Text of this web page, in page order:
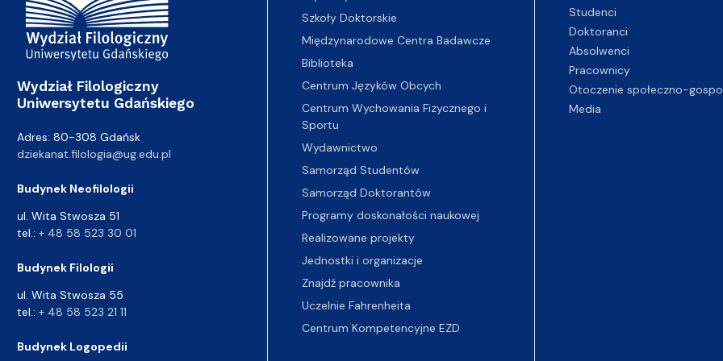
Wydział Filologiczny
Uniwersytetu Gdańskiego
Adres: 80-308 Gdańsk
dziekanat.filologia@ug.edu.pl
Budynek Neofilologii
ul. Wita Stwosza 51
tel.: + 48 58 523 30 01
Budynek Filologii
ul. Wita Stwosza 55
tel.: + 48 58 523 21 11
Budynek Logopedii
Szkoły Doktorskie
Międzynarodowe Centra Badawcze
Biblioteka
Centrum Języków Obcych
Centrum Wychowania Fizycznego i
Sportu
Wydawnictwo
Samorząd Studentów
Samorząd Doktorantów
Programy doskonałości naukowej
Realizowane projekty
Jednostki i organizacje
Znajdź pracownika
Uczelnie Fahrenheita
Centrum Kompetencyjne EZD
Studenci
Doktoranci
Absolwenci
Pracownicy
Otoczenie społeczno-
Media